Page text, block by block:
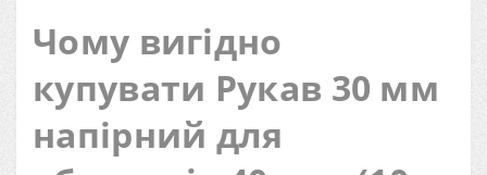
Чому вигідно
купувати Рукав 30 мм
напірний для